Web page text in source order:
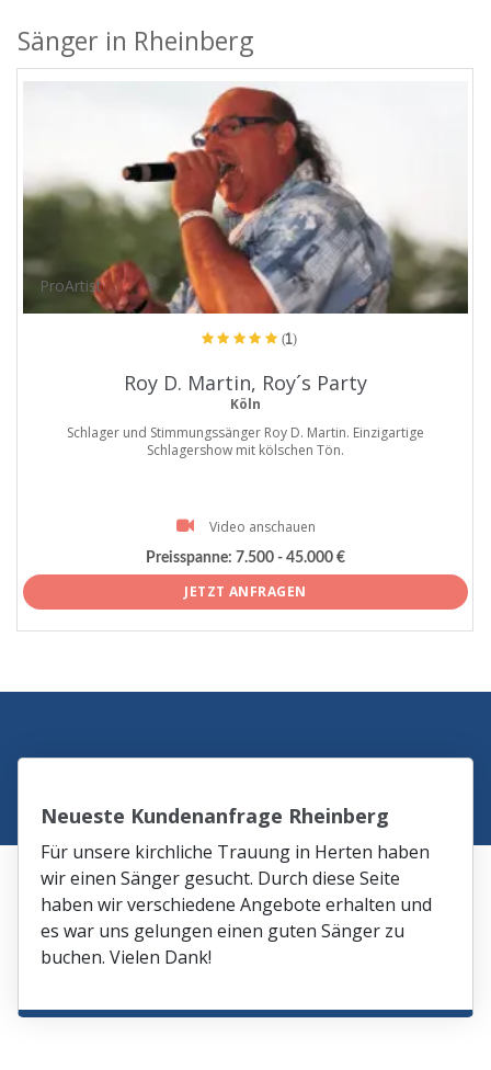
Sänger in Rheinberg
ProArtist
(1)
Roy D. Martin, Roy´s Party
Köln
Schlager und Stimmungssänger Roy D. Martin. Einzigartige
Schlagershow mit kölschen Tön.
Video anschauen
Preisspanne: 7.500 - 45.000 €
JETZT ANFRAGEN
Neueste Kundenanfrage Rheinberg
Für unsere kirchliche Trauung in Herten haben
wir einen Sänger gesucht. Durch diese Seite
haben wir verschiedene Angebote erhalten und
es war uns gelungen einen guten Sänger zu
buchen. Vielen Dank!